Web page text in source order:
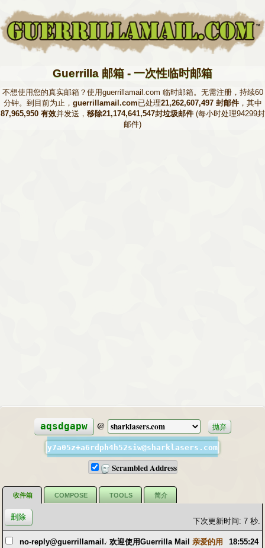
Guerrilla 邮箱 - 一次性临时邮箱
不想使用您的真实邮箱？使用guerrillamail.com 临时邮箱。无需注册，持续60
分钟。到目前为止， guerrillamail.com已处理21,262,607,497 封邮件，其中
87,965,950 有效并发送， 移除21,174,641,547封垃圾邮件(每小时处理94299封
邮件)
aqsdgapw @ 抛弃
y7a05z+a6rdph4h52siw@sharklasers.com
Scrambled Address
收件箱 COMPOSE TOOLS 简介
下次更新时间: 7 秒.
no-reply@guerrillamail.com欢迎使用Guerrilla Mail 亲爱的用户, 感谢您
18:55:24